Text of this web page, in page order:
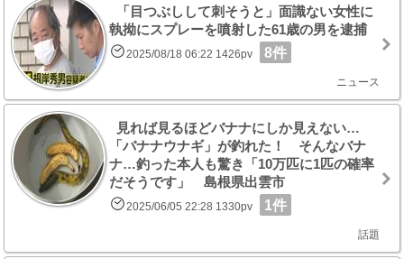
「目つぶしして刺そうと」面識ない女性に
執拗にスプレーを噴射した61歳の男を逮捕
2025/08/18 06:22 1426pv 8件
ニュース
見れば見るほどバナナにしか見えない…
「バナナウナギ」が釣れた！ そんなバナ
ナ…釣った本人も驚き「10万匹に1匹の確率
だそうです」 島根県出雲市
2025/06/05 22:28 1330pv 1件
話題